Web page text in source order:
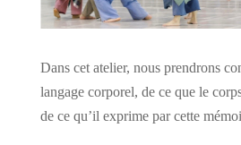
Dans cet atelier, nous prendrons
langage corporel, de ce que le
de ce qu’il exprime par cette